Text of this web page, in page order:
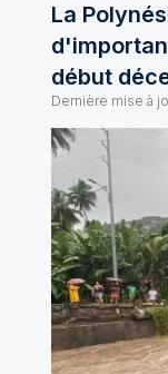
La
début
Dernière mise à